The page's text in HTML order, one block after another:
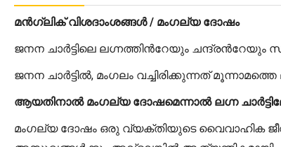
മൻഗ്ലിക് വിശദാംശങ്ങൾ / മംഗല്യ ദോഷം
ജനന ചാർട്ടിലെ ലഗ്നത്തിന്‍റേയും
ജനന ചാർട്ടിൽ, മംഗലം വച്ചിരിക്കുന്നത്
ആയതിനാൽ മംഗല്യ ദോഷമെന്നാൽ ലഗ്ന
മംഗല്യ ദോഷം ഒരു വ്യക്തിയുടെ വൈവാഹിക